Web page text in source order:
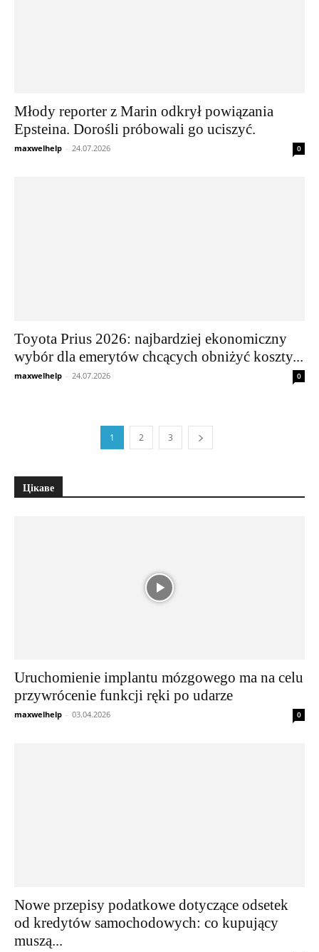
Młody reporter z Marin odkrył powiązania
Epsteina. Dorośli próbowali go uciszyć.
maxwelhelp - 24.07.2026 0
Toyota Prius 2026: najbardziej ekonomiczny
wybór dla emerytów chcących obniżyć koszty...
maxwelhelp - 24.07.2026 0
1 2 3
Цікаве
Uruchomienie implantu mózgowego ma na celu
przywrócenie funkcji ręki po udarze
maxwelhelp - 03.04.2026 0
Nowe przepisy podatkowe dotyczące odsetek
od kredytów samochodowych: co kupujący
muszą...